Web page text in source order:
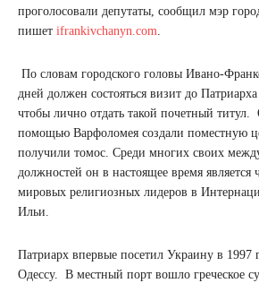
проголосовали депутаты, сообщил мэр
пишет ifrankivchanyn.com.
По словам городского головы Ивано-
дней должен состояться визит до
чтобы лично отдать такой почетный
помощью Варфоломея создали поместную
получили томос. Среди многих своих
должностей он в настоящее время является
мировых религиозных лидеров в
Ильи.
Патриарх впервые посетил Украину в 1997
Одессу. В местный порт вошло греческое